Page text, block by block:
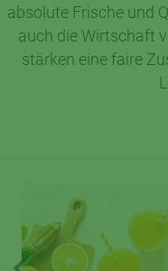
absolute Frische und
auch die Wirtschaft
stärken eine faire